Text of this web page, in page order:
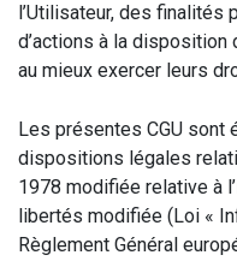
l’Utilisateur, des finalités
d’actions à la disposition
au mieux exercer leurs
Les présentes CGU sont
dispositions légales
1978 modifiée relative à
libertés modifiée (Loi «
Règlement Général